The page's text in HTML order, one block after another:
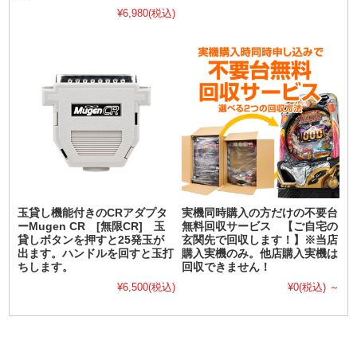
¥6,980(税込)
玉貸し機能付きのCRアダプタ
ーMugen CR [無限CR] 玉
貸しボタンを押すと25発玉が
出ます。ハンドルを回すと玉打
ちします。
¥6,500(税込)
実機同時購入の方だけの不要台
無料回収サービス 【ご自宅の
玄関先で回収します！】※当店
購入実機のみ。他店購入実機は
回収できません！
¥0(税込) ～